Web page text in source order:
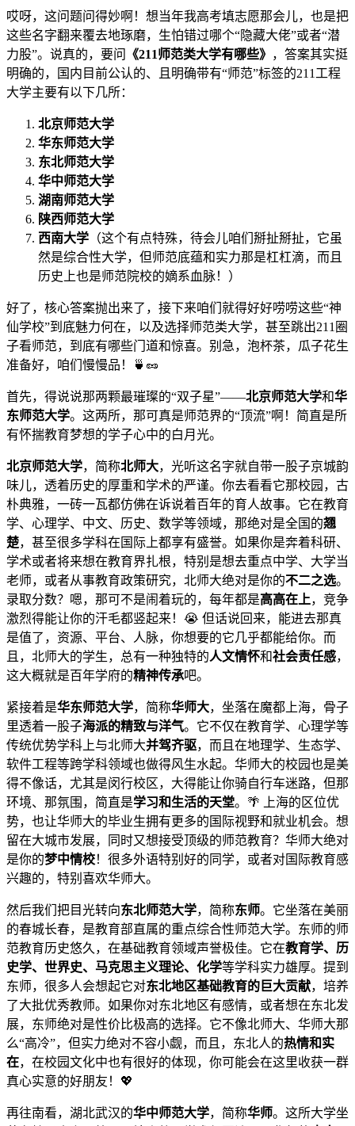
哎呀，这问题问得妙啊！想当年我高考填志愿那会儿，也是把
这些名字翻来覆去地琢磨，生怕错过哪个“隐藏大佬”或者“潜
力股”。说真的，要问
《211师范类大学有哪些》 ，答案其实挺
明确的，国内目前公认的、且明确带有“师范”标签的211工程
大学主要有以下几所：
北京师范大学
华东师范大学
东北师范大学
华中师范大学
湖南师范大学
陕西师范大学
西南大学 （这个有点特殊，待会儿咱们掰扯掰扯，它虽
然是综合性大学，但师范底蕴和实力那是杠杠滴，而且
历史上也是师范院校的嫡系血脉！）
好了，核心答案抛出来了，接下来咱们就得好好唠唠这些“神
仙学校”到底魅力何在，以及选择师范类大学，甚至跳出211圈
子看师范，到底有哪些门道和惊喜。别急，泡杯茶，瓜子花生
准备好，咱们慢慢品！🍵🥜
首先，得说说那两颗最璀璨的“双子星”——北京师范大学和华
东师范大学。这两所，那可真是师范界的“顶流”啊！简直是所
有怀揣教育梦想的学子心中的白月光。
北京师范大学，简称北师大，光听这名字就自带一股子京城韵
味儿，透着历史的厚重和学术的严谨。你去看看它那校园，古
朴典雅，一砖一瓦都仿佛在诉说着百年的育人故事。它在教育
学、心理学、中文、历史、数学等领域，那绝对是全国的翘
楚，甚至很多学科在国际上都享有盛誉。如果你是奔着科研、
学术或者将来想在教育界扎根，特别是想去重点中学、大学当
老师，或者从事教育政策研究，北师大绝对是你的不二之选。
录取分数？嗯，那可不是闹着玩的，每年都是高高在上，竞争
激烈得能让你的汗毛都竖起来！😭 但话说回来，能进去那真
是值了，资源、平台、人脉，你想要的它几乎都能给你。而
且，北师大的学生，总有一种独特的人文情怀和社会责任感，
这大概就是百年学府的精神传承吧。
紧接着是华东师范大学，简称华师大，坐落在魔都上海，骨子
里透着一股子海派的精致与洋气。它不仅在教育学、心理学等
传统优势学科上与北师大并驾齐驱，而且在地理学、生态学、
软件工程等跨学科领域也做得风生水起。华师大的校园也是美
得不像话，尤其是闵行校区，大得能让你骑自行车迷路，但那
环境、那氛围，简直是学习和生活的天堂。🌴 上海的区位优
势，也让华师大的毕业生拥有更多的国际视野和就业机会。想
留在大城市发展，同时又想接受顶级的师范教育？华师大绝对
是你的梦中情校！很多外语特别好的同学，或者对国际教育感
兴趣的，特别喜欢华师大。
然后我们把目光转向东北师范大学，简称东师。它坐落在美丽
的春城长春，是教育部直属的重点综合性师范大学。东师的师
范教育历史悠久，在基础教育领域声誉极佳。它在教育学、历
史学、世界史、马克思主义理论、化学等学科实力雄厚。提到
东师，很多人会想起它对东北地区基础教育的巨大贡献，培养
了大批优秀教师。如果你对东北地区有感情，或者想在东北发
展，东师绝对是性价比极高的选择。它不像北师大、华师大那
么“高冷”，但实力绝对不容小觑，而且，东北人的热情和实
在，在校园文化中也有很好的体现，你可能会在这里收获一群
真心实意的好朋友！💖
再往南看，湖北武汉的华中师范大学，简称华师。这所大学坐